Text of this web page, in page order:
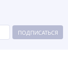
ПОДПИСАТЬСЯ